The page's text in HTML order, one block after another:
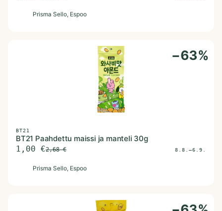
Prisma Sello, Espoo
−63%
BT21
BT21 Paahdettu maissi ja manteli 30g
1,00 €2,68€ 8.8.–6.9.
Prisma Sello, Espoo